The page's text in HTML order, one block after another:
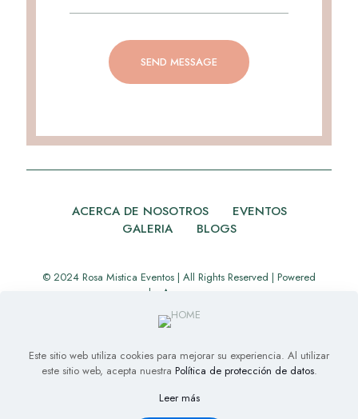
ACERCA DE NOSOTROS
EVENTOS
GALERIA
BLOGS
© 2024 Rosa Mistica Eventos | All Rights Reserved | Powered
by
Appverse
Este sitio web utiliza cookies para mejorar su experiencia. Al utilizar
este sitio web, acepta nuestra Política de protección de datos.
Leer más